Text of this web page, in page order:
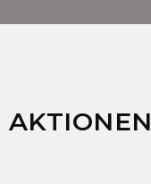
AKTIONEN